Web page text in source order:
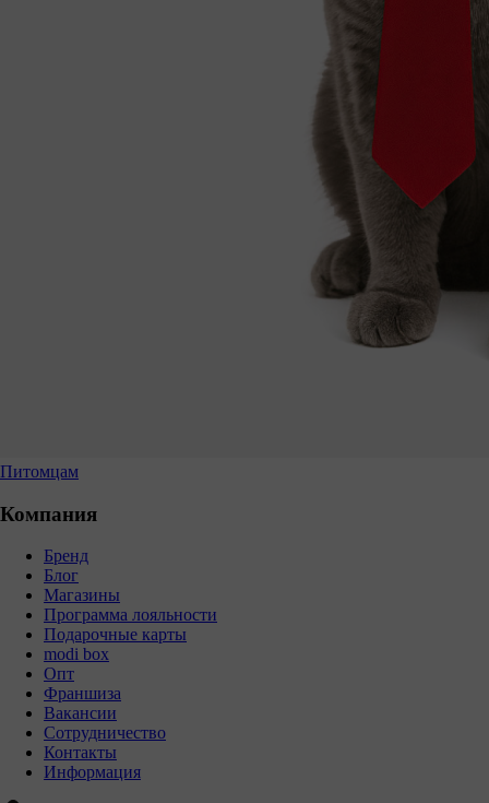
Питомцам
Компания
Бренд
Блог
Магазины
Программа лояльности
Подарочные карты
modi box
Опт
Франшиза
Вакансии
Сотрудничество
Контакты
Информация